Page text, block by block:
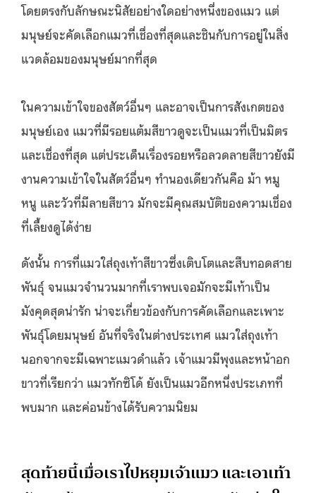
โดยตรงกับลักษณะนิสัยอย่างใดอย่างหนึ่งของแมว แต่
มนุษย์จะคัดเลือกแมวที่เชื่องที่สุดและชินกับการอยู่ในสิ่ง
แวดล้อมของมนุษย์มากที่สุด
ในความเข้าใจของสัตว์อื่นๆ และอาจเป็นการสังเกตของ
มนุษย์เอง แมวที่มีรอยแต้มสีขาวดูจะเป็นแมวที่เป็นมิตร
และเชื่องที่สุด แต่ประเด็นเรื่องรอยหรือลวดลายสีขาวยังมี
งานความเข้าใจในสัตว์อื่นๆ ทำนองเดียวกันคือ ม้า หมู
หนู และวัวที่มีลายสีขาว มักจะมีคุณสมบัติของความเชื่อง
ที่เลี้ยงดูได้ง่าย
ดังนั้น การที่แมวใส่ถุงเท้าสีขาวซึ่งเติบโตและสืบทอดสาย
พันธุ์ จนแมวจำนวนมากที่เราพบเจอมักจะมีเท้าเป็น
มังคุดสุดน่ารัก น่าจะเกี่ยวข้องกับการคัดเลือกและเพาะ
พันธุ์โดยมนุษย์ อันที่จริงในต่างประเทศ แมวใส่ถุงเท้า
นอกจากจะมีเฉพาะแมวดำแล้ว เจ้าแมวมีพุงและหน้าอก
ขาวที่เรียกว่า แมวทักซิโด้ ยังเป็นแมวอีกหนึ่งประเภทที่
พบมาก และค่อนข้างได้รับความนิยม
สุดท้ายนี้เมื่อเราไปหยุมเจ้าแมว และเอาเท้า